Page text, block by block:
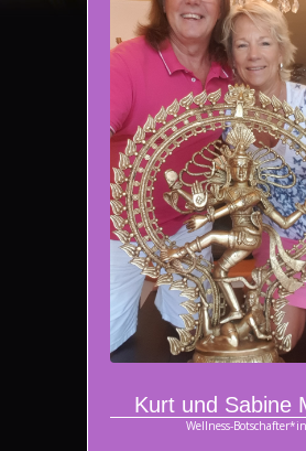
Kurt und Sabine
Wellness-Botschafter*in